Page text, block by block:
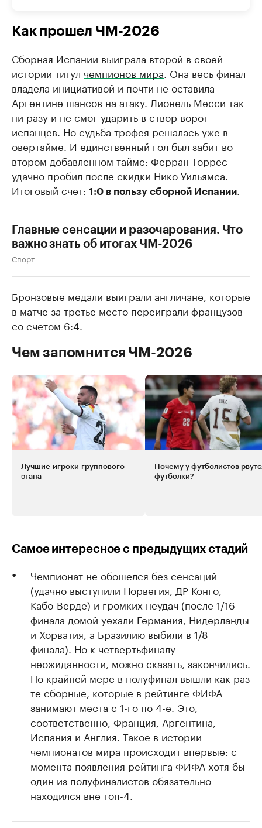
Как прошел ЧМ-2026
Сборная Испании выиграла второй в своей
истории титул чемпионов мира . Она весь финал
владела инициативой и почти не оставила
Аргентине шансов на атаку. Лионель Месси так
ни разу и не смог ударить в створ ворот
испанцев. Но судьба трофея решалась уже в
овертайме. И единственный гол был забит во
втором добавленном тайме: Ферран Торрес
удачно пробил после скидки Нико Уильямса.
Итоговый счет: 1:0 в пользу сборной Испании
Главные сенсации и разочарования. Что
важно знать об итогах ЧМ-2026
Спорт
Бронзовые медали выиграли англичане , которые
в матче за третье место переиграли французов
со счетом 6:4.
Чем запомнится ЧМ-2026
Лучшие игроки группового
этапа
Почему у футболистов
футболки?
Самое интересное с предыдущих стадий
Чемпионат не обошелся без сенсаций
(удачно выступили Норвегия, ДР Конго,
Кабо-Верде) и громких неудач (после 1/16
финала домой уехали Германия, Нидерланды
и Хорватия, а Бразилию выбили в 1/8
финала). Но к четвертьфиналу
неожиданности, можно сказать, закончились.
По крайней мере в полуфинал вышли как раз
те сборные, которые в рейтинге ФИФА
занимают места с 1-го по 4-е. Это,
соответственно, Франция, Аргентина,
Испания и Англия. Такое в истории
чемпионатов мира происходит впервые: с
момента появления рейтинга ФИФА хотя бы
один из полуфиналистов обязательно
находился вне топ-4.